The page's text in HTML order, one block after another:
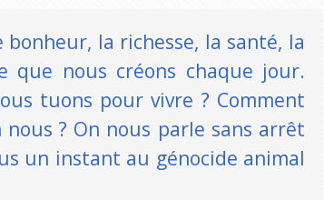
la richesse, la santé, la
que nous créons chaque jour.
tuons pour vivre ? Comment
? On nous parle sans arrêt
un instant au génocide animal